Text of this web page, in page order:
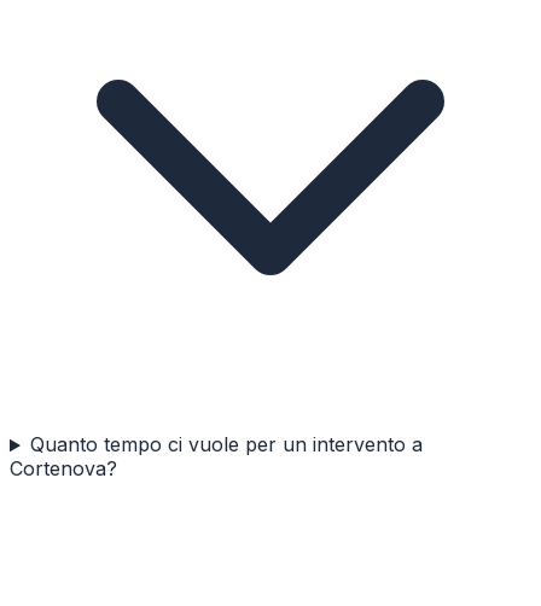
Quanto tempo ci vuole per un intervento a
Cortenova?